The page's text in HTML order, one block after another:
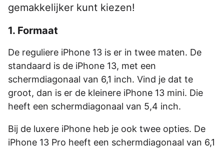
gemakkelijker kunt kiezen!
1. Formaat
De reguliere iPhone 13 is er in twee maten. De
standaard is de iPhone 13, met een
schermdiagonaal van 6,1 inch. Vind je dat te
groot, dan is er de kleinere iPhone 13 mini. Die
heeft een schermdiagonaal van 5,4 inch.
Bij de luxere iPhone heb je ook twee opties. De
iPhone 13 Pro heeft een schermdiagonaal van 6,1